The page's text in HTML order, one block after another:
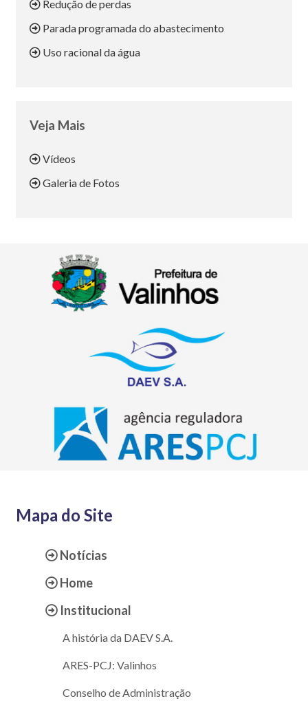
Redução de perdas
Parada programada do abastecimento
Uso racional da água
Veja Mais
Vídeos
Galeria de Fotos
Mapa do Site
Notícias
Home
Institucional
A história da DAEV S.A.
ARES-PCJ: Valinhos
Conselho de Administração